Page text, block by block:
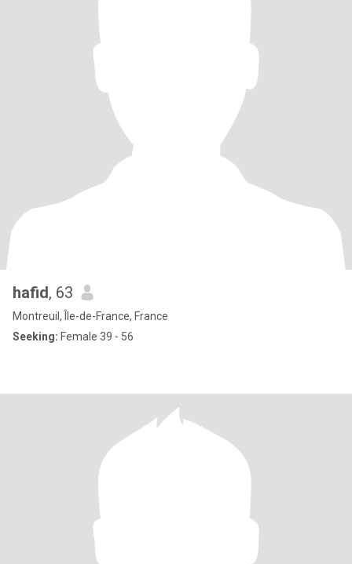
hafid, 63
Montreuil, Île-de-France, France
Seeking: Female 39 - 56